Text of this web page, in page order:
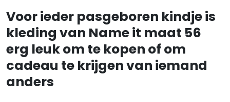
Voor ieder pasgeboren kindje is
kleding van Name it maat 56
erg leuk om te kopen of om
cadeau te krijgen van iemand
anders